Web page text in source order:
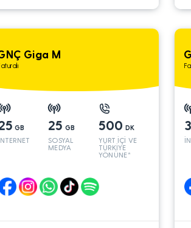
Giga M
GB 25 GB
SOSYAL
MEDYA
500 DK
YURT İÇİ VE
TÜRKİYE
YÖNÜNE*